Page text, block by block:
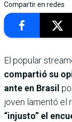
Compartir en redes
El popular
compartió su
ante en Brasil
joven lamentó el
“injusto” el